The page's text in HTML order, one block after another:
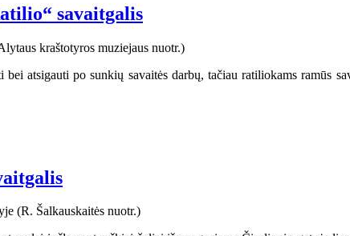
savaitgalis
bei atsigauti po sunkių savaitės darbų, tačiau ratiliokams